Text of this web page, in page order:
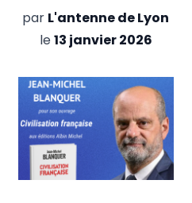
par L'antenne de Lyon
le13 janvier 2026